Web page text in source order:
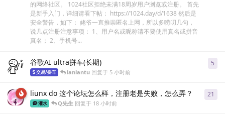
的网络社区。 1024社区拒绝未满18周岁用户浏览或注册。 首先
是新手入门，详细请看下帖： https://1024.day/d/1638 然后是
安全警告，如下： 姥爷一直推崇匿名上网，所以多唠叨几句，
说几点注册注意事项： 1、用户名或昵称请不要使用真名或拼音
真名； 2、手机号...
谷歌AI ultra拼车(长期)
交易/拼车 lanlantu 回复于 5 小时前
5
liunx do 这个论坛怎么样，注册老是失败，怎么弄？
灌水 Q先生 回复于 18 小时前
21